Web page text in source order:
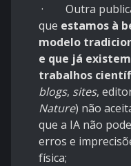
· Outra
que estamos à
modelo
e que já
trabalhos
blogs, sites,
Nature) não
que a IA não
erros e
física;